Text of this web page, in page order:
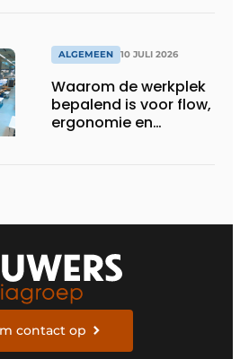
ALGEMEEN 10 JULI 2026
Waarom de werkplek
bepalend is voor flow,
ergonomie en
contact op